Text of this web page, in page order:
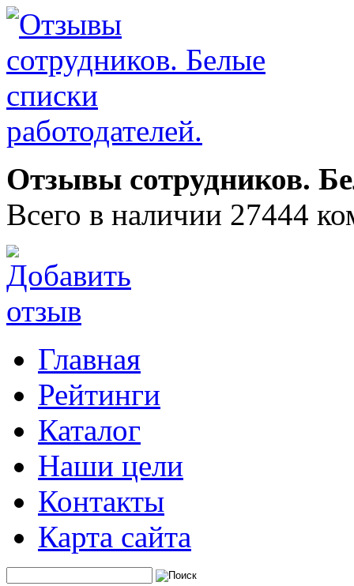
Отзывы сотрудников.
Всего в наличии 27444
Главная
Рейтинги
Каталог
Наши цели
Контакты
Карта сайта